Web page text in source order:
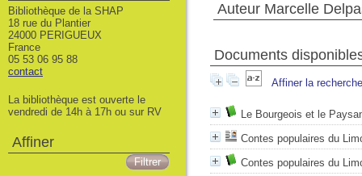
Auteur Marcelle
Documents
Affiner la recherche
Le Bourgeois et le
Contes populaires du
Contes populaires du
Bibliothèque de la SHAP
18 rue du Plantier
24000 PERIGUEUX
France
05 53 06 95 88
contact
La bibliothèque est ouverte le
vendredi de 14h à 17h ou sur RV
Affiner